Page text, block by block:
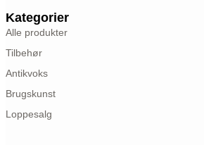
Kategorier
Alle produkter
Tilbehør
Antikvoks
Brugskunst
Loppesalg